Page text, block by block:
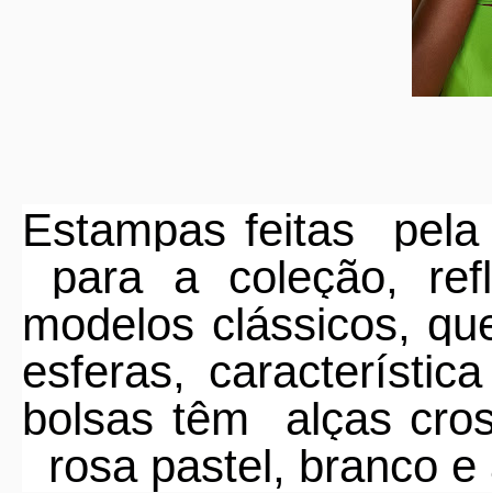
Estampas feitas
para a coleção,
modelos clássicos,
esferas,
bolsas têm
alças
rosa pastel, branco